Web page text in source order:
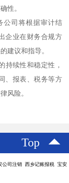
性。
公司将根据审计结
企业在财务合规方
建议和指导。
持续性和稳定性，
、报表、税务等方
风险。
Top
公司注销 西乡记账报税 宝安